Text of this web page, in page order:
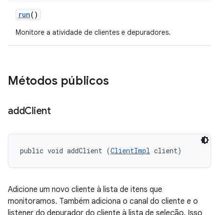
run()
Monitore a atividade de clientes e depuradores.
Métodos públicos
addClient
public void addClient (ClientImpl client)
Adicione um novo cliente à lista de itens que
monitoramos. Também adiciona o canal do cliente e o
listener do depurador do cliente à lista de seleção. Isso